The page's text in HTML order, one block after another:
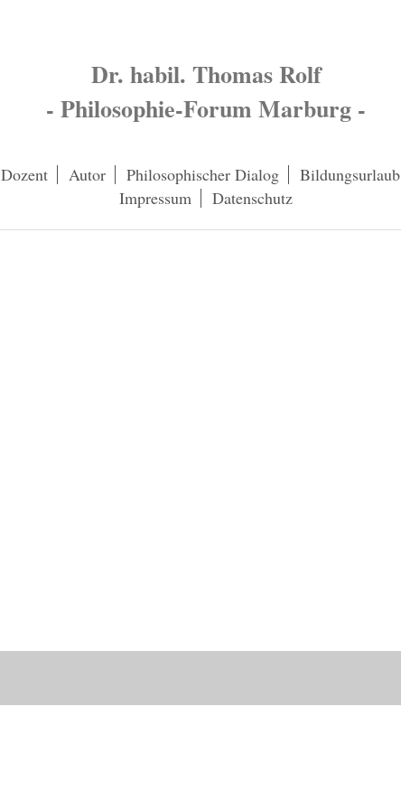
Dr. habil. Thomas Rolf
- Philosophie-Forum Marburg -
Dozent Autor Philosophischer Dialog Bildungsurlaub
Impressum
Datenschutz